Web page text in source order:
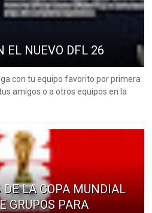
EL NUEVO DFL 26
con tu equipo favorito por primera
amigos o a otros equipos en la
DE LA COPA MUNDIAL
GRUPOS PARA